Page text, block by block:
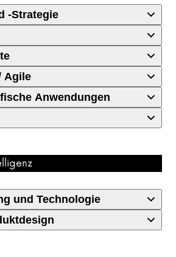
-Strategie
Agile
Anwendungen
und Technologie